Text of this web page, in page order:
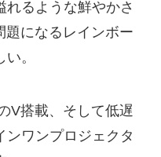
れるような鮮やかさ
題になるレインボー
。
V搭載、そして低遅
ンワンプロジェクタ